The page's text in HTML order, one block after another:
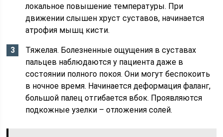
локальное повышение температуры. При
движении слышен хруст суставов, начинается
атрофия мышц кисти.
Тяжелая. Болезненные ощущения в суставах
пальцев наблюдаются у пациента даже в
состоянии полного покоя. Они могут беспокоить
в ночное время. Начинается деформация фаланг,
большой палец отгибается вбок. Проявляются
подкожные узелки – отложения солей.